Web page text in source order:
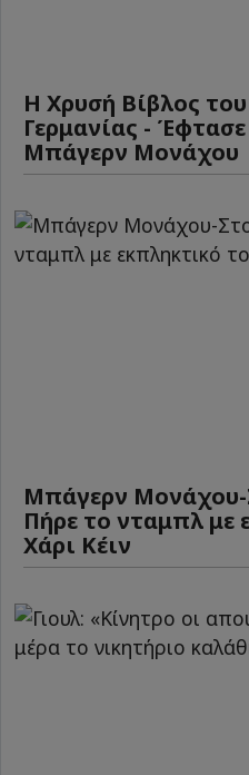
Η Χρυσή Βίβλος
Γερμανίας -
Μπάγερν Μονάχου
Μπάγερν Μονάχου-
Πήρε το νταμπλ με
Χάρι Κέιν